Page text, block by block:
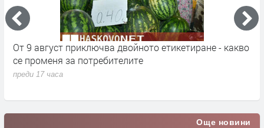
От 9 август приключва двойното етикетиране - какво
се променя за потребителите
преди 17 часа
Още новини